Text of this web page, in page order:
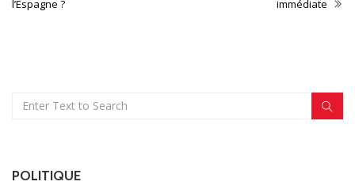
l’Espagne ?
immédiate
POLITIQUE